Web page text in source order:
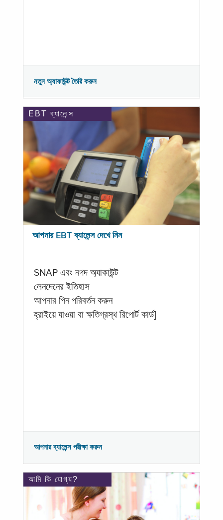
নতুন অ্যাকাউন্ট তৈরি করুন
EBT ব্যালেন্স
আপনার EBT ব্যালেন্স দেখে নিন
SNAP এবং নগদ অ্যাকাউন্ট
লেনদেনের ইতিহাস
আপনার পিন পরিবর্তন করুন
হ্রাইয়ে যাওয়া বা ক্ষতিগ্রস্থ রিপোর্ট কার্ড]
আপনার ব্যালেন্স পরীক্ষা করুন
আমি কি যোগ্য?